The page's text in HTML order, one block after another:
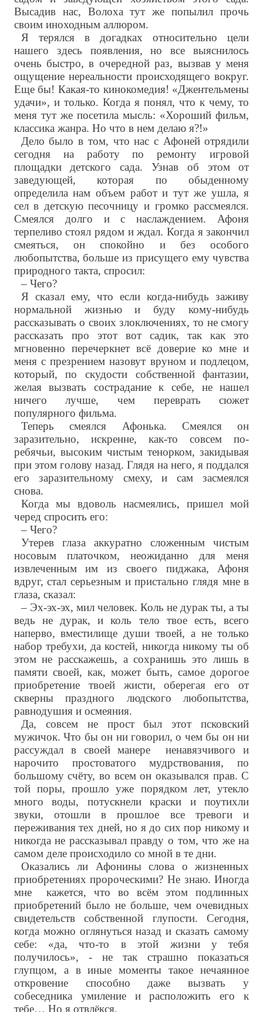
Высадив нас, Волоха тут же попылил прочь
своим иноходным аллюром.
Я терялся в догадках относительно цели
нашего здесь появления, но все выяснилось
очень быстро, в очередной раз, вызвав у меня
ощущение нереальности происходящего вокруг.
Еще бы! Какая-то кинокомедия! «Джентельмены
удачи», и только. Когда я понял, что к чему, то
меня тут же посетила мысль: «Хороший фильм,
классика жанра. Но что в нем делаю я?!»
Дело было в том, что нас с Афоней отрядили
сегодня на работу по ремонту игровой
площадки детского сада. Узнав об этом от
заведующей, которая по обыденному
определила нам объем работ и тут же ушла, я
сел в детскую песочницу и громко рассмеялся.
Смеялся долго и с наслаждением. Афоня
терпеливо стоял рядом и ждал. Когда я закончил
смеяться, он спокойно и без особого
любопытства, больше из присущего ему чувства
природного такта, спросил:
– Чего?
Я сказал ему, что если когда-нибудь заживу
нормальной жизнью и буду кому-нибудь
рассказывать о своих злоключениях, то не смогу
рассказать про этот вот садик, так как это
мгновенно перечеркнет всё доверие ко мне и
меня с презрением назовут вруном и подлецом,
который, по скудости собственной фантазии,
желая вызвать сострадание к себе, не нашел
ничего лучше, чем переврать сюжет
популярного фильма.
Теперь смеялся Афонька. Смеялся он
заразительно, искренне, как-то совсем по-
ребячьи, высоким чистым тенорком, закидывая
при этом голову назад. Глядя на него, я поддался
его заразительному смеху, и сам засмеялся
снова.
Когда мы вдоволь насмеялись, пришел мой
черед спросить его:
– Чего?
Утерев глаза аккуратно сложенным чистым
носовым платочком, неожиданно для меня
извлеченным им из своего пиджака, Афоня
вдруг, стал серьезным и пристально глядя мне в
глаза, сказал:
– Эх-эх-эх, мил человек. Коль не дурак ты, а ты
ведь не дурак, и коль тело твое есть, всего
наперво, вместилище души твоей, а не только
набор требухи, да костей, никогда никому ты об
этом не расскажешь, а сохранишь это лишь в
памяти своей, как, может быть, самое дорогое
приобретение твоей жисти, оберегая его от
скверны праздного людского любопытства,
равнодушия и осмеяния.
Да, совсем не прост был этот псковский
мужичок. Что бы он ни говорил, о чем бы он ни
рассуждал в своей манере ненавязчивого и
нарочито простоватого мудрствования, по
большому счёту, во всем он оказывался прав. С
той поры, прошло уже порядком лет, утекло
много воды, потускнели краски и поутихли
звуки, отошли в прошлое все тревоги и
переживания тех дней, но я до сих пор никому и
никогда не рассказывал правду о том, что же на
самом деле происходило со мной в те дни.
Оказались ли Афонины слова о жизненных
приобретениях пророческими? Не знаю. Иногда
мне кажется, что во всём этом подлинных
приобретений было не больше, чем очевидных
свидетельств собственной глупости. Сегодня,
когда можно оглянуться назад и сказать самому
себе: «да, что-то в этой жизни у тебя
получилось», - не так страшно показаться
глупцом, а в иные моменты такое нечаянное
откровение способно даже вызвать у
собеседника умиление и расположить его к
тебе… Но я отвлёкся.